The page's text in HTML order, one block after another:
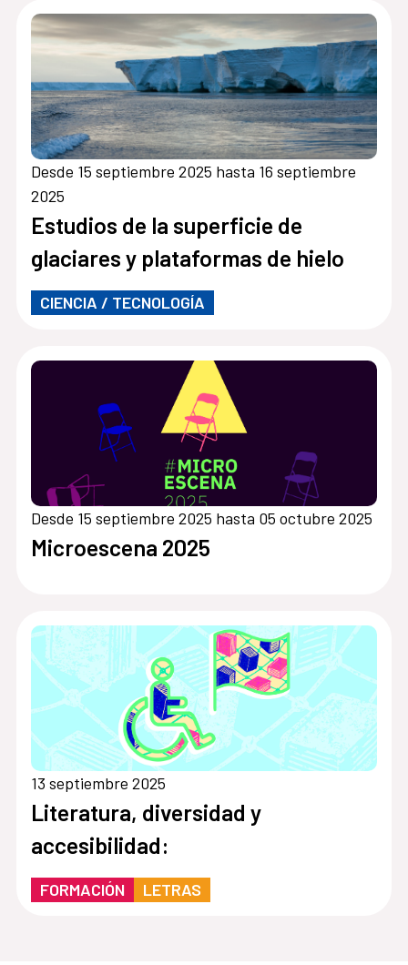
Desde 15 septiembre 2025 hasta 16 septiembre
2025
Estudios de la superficie de
glaciares y plataformas de hielo
CIENCIA / TECNOLOGÍA
Desde 15 septiembre 2025 hasta 05 octubre 2025
Microescena 2025
13 septiembre 2025
Literatura, diversidad y
accesibilidad:
FORMACIÓN LETRAS